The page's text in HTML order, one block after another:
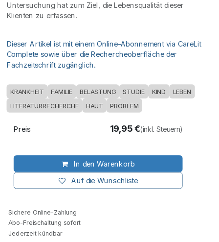
Untersuchung hat zum Ziel, die Lebensqualität dieser
Klienten zu erfassen.
Dieser Artikel ist mit einem Online-Abonnement via CareLit
Complete sowie über die Rechercheoberfläche der
Fachzeitschrift zugänglich.
KRANKHEIT FAMILIE BELASTUNG STUDIE KIND LEBEN
LITERATURRECHERCHE HAUT PROBLEM
In den Warenkorb
Auf die Wunschliste
Preis 19,95€(inkl. Steuern)
Sichere Online-Zahlung
Abo-Freischaltung sofort
Jederzeit kündbar